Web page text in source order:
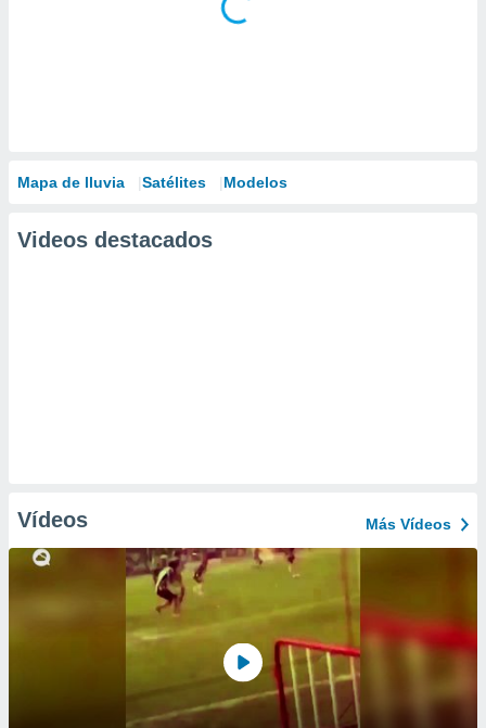
Mapa de lluvia Satélites Modelos
Videos destacados
Vídeos Más Vídeos